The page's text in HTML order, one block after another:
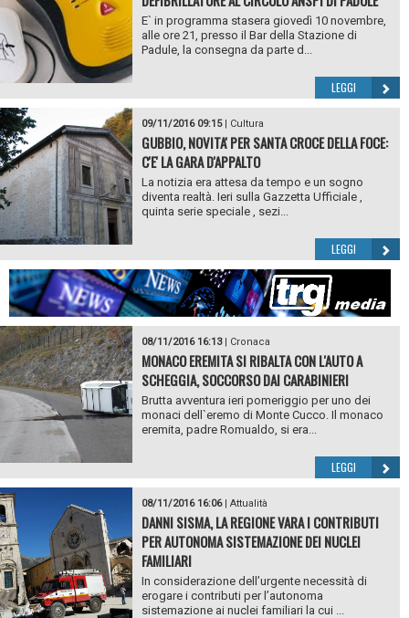
E` in programma stasera giovedì 10 novembre,
alle ore 21, presso il Bar della Stazione di
Padule, la consegna da parte d...
LEGGI
09/11/2016 09:15| Cultura
GUBBIO, NOVITA' PER SANTA CROCE DELLA FOCE:
C'E' LA GARA D'APPALTO
La notizia era attesa da tempo e un sogno
diventa realtà. Ieri sulla Gazzetta Ufficiale ,
quinta serie speciale , sezi...
LEGGI
08/11/2016 16:13| Cronaca
MONACO EREMITA SI RIBALTA CON L'AUTO A
SCHEGGIA, SOCCORSO DAI CARABINIERI
Brutta avventura ieri pomeriggio per uno dei
monaci dell`eremo di Monte Cucco. Il monaco
eremita, padre Romualdo, si era...
LEGGI
08/11/2016 16:06| Attualità
DANNI SISMA, LA REGIONE VARA I CONTRIBUTI
PER AUTONOMA SISTEMAZIONE DEI NUCLEI
FAMILIARI
In considerazione dell’urgente necessità di
erogare i contributi per l’autonoma
sistemazione ai nuclei familiari la cui ...